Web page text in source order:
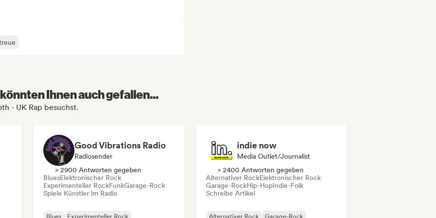
Ihnen auch gefallen...
- UK Rap besuchst.
Good Vibrations Radio
Radiosender
> 2900 Antworten gegeben
BluesElektronischer Rock
Experimenteller RockFunkGarage-Rock
Spiele Künstler im Radio
Blues Experimenteller Rock
indie now
Media Outlet/Journalist
> 2400 Antworten gegeben
Alternativer RockElektronischer Rock
Garage-RockHip-HopIndie-Folk
Schreibe Artikel
Alternativer Rock Garage-Rock